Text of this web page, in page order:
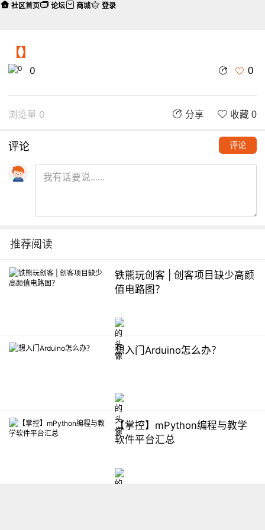
【】
0 0
浏览量 0 分享 收藏 0
评论 评论
推荐阅读
铁熊玩创客 | 创客项目缺少高颜
值电路图？
想入门Arduino怎么办？
【掌控】mPython编程与教学
软件平台汇总
社区首页 论坛 商城 登录